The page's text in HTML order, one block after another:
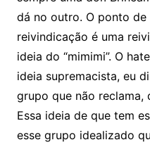
dá no outro. O ponto
reivindicação é uma
ideia do “mimimi”. O
ideia supremacista, eu
grupo que não reclama,
Essa ideia de que tem
esse grupo idealizado